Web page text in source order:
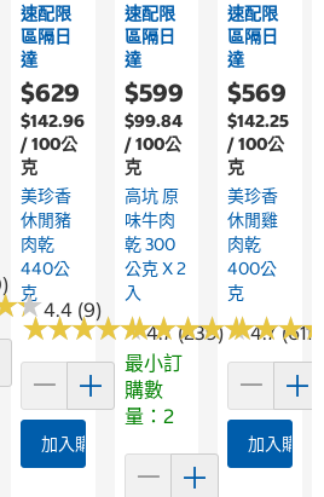
★
★4.4 (9)
車
速配限
區隔日
達
$629
$142.96
/ 100公
克
美珍香
休閒豬
肉乾
440公
克
★★★★★
★★★★★4.7 (239)
加入購物車
速配限
區隔日
達
$599
$99.84
/ 100公
克
高坑 原
味牛肉
乾 300
公克 X 2
入
★★★★★
★★★★★4.7 (611)
最小訂
購數
量：2
速配限
區隔日
達
$569
$142.25
/ 100公
克
美珍香
休閒雞
肉乾
400公
克
★★★
★★★
加入購物